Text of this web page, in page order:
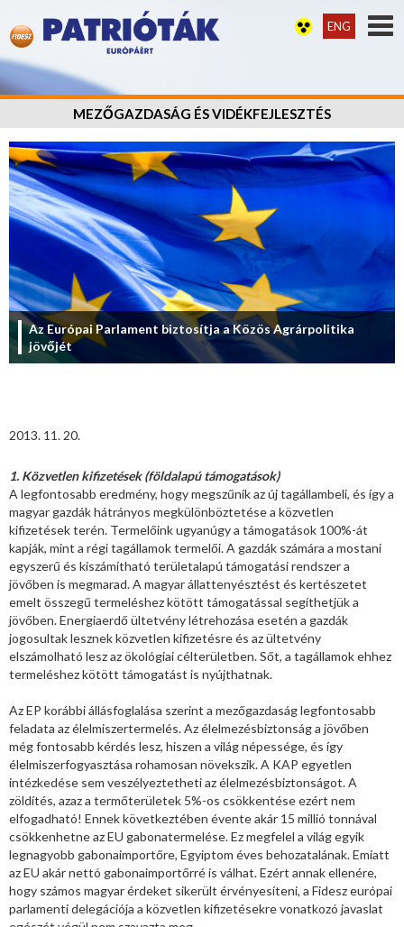
ENG
MEZŐGAZDASÁG ÉS VIDÉKFEJLESZTÉS
Az Európai Parlament biztosítja a Közös Agrárpolitika
jövőjét
2013. 11. 20.
1. Közvetlen kifizetések (földalapú támogatások)
A legfontosabb eredmény, hogy megszűnik az új tagállambeli, és így a
magyar gazdák hátrányos megkülönböztetése a közvetlen
kifizetések terén. Termelőink ugyanúgy a támogatások 100%-át
kapják, mint a régi tagállamok termelői. A gazdák számára a mostani
egyszerű és kiszámítható területalapú támogatási rendszer a
jövőben is megmarad. A magyar állattenyésztést és kertészetet
emelt összegű termeléshez kötött támogatással segíthetjük a
jövőben. Energiaerdő ültetvény létrehozása esetén a gazdák
jogosultak lesznek közvetlen kifizetésre és az ültetvény
elszámolható lesz az ökológiai célterületben. Sőt, a tagállamok ehhez
termeléshez kötött támogatást is nyújthatnak.
Az EP korábbi állásfoglalása szerint a mezőgazdaság legfontosabb
feladata az élelmiszertermelés. Az élelmezésbiztonság a jövőben
még fontosabb kérdés lesz, hiszen a világ népessége, és így
élelmiszerfogyasztása rohamosan növekszik. A KAP egyetlen
intézkedése sem veszélyeztetheti az élelmezésbiztonságot. A
zöldítés, azaz a termőterületek 5%-os csökkentése ezért nem
elfogadható! Ennek következtében évente akár 15 millió tonnával
csökkenhetne az EU gabonatermelése. Ez megfelel a világ egyik
legnagyobb gabonaimportőre, Egyiptom éves behozatalának. Emiatt
az EU akár nettó gabonaimportőrré is válhat. Ezért annak ellenére,
hogy számos magyar érdeket sikerült érvényesíteni, a Fidesz európai
parlamenti delegációja a közvetlen kifizetésekre vonatkozó javaslat